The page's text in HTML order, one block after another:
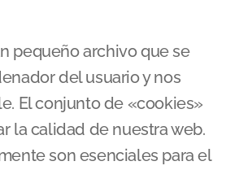
pequeño archivo que se
del usuario y nos
El conjunto de «cookies»
la calidad de nuestra web.
son esenciales para el